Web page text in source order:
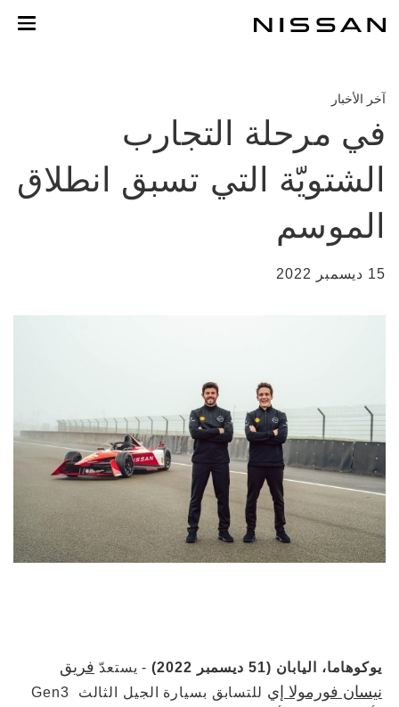
المحتوى
آخر الأخبار
في مرحلة التجارب
الشتويّة التي تسبق انطلاق
الموسم
15 ديسمبر 2022
يوكوهاما، اليابان (51 ديسمبر 2022) - يستعدّ فريق
نيسان فورمولا إي
للتسابق بسيارة الجيل الثالث Gen3